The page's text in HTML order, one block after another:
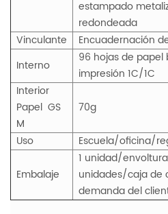
estampado
redondeada
Vinculante
Encuadernación
Interno
96 hojas de papel
impresión 1C/1C
Interior
Papel GS
M
70g
Uso Escuela/oficina/
Embalaje
1 unidad/
unidades/caja de
demanda del